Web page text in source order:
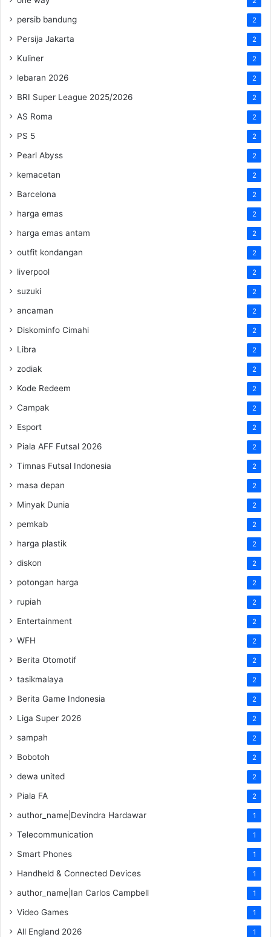
persib bandung 2
Persija Jakarta 2
Kuliner 2
lebaran 2026 2
BRI Super League 2025/2026 2
AS Roma 2
PS 5 2
Pearl Abyss 2
kemacetan 2
Barcelona 2
harga emas 2
harga emas antam 2
outfit kondangan 2
liverpool 2
suzuki 2
ancaman 2
Diskominfo Cimahi 2
Libra 2
zodiak 2
Kode Redeem 2
Campak 2
Esport 2
Piala AFF Futsal 2026 2
Timnas Futsal Indonesia 2
masa depan 2
Minyak Dunia 2
pemkab 2
harga plastik 2
diskon 2
potongan harga 2
rupiah 2
Entertainment 2
WFH 2
Berita Otomotif 2
tasikmalaya 2
Berita Game Indonesia 2
Liga Super 2026 2
sampah 2
Bobotoh 2
dewa united 2
Piala FA 2
author_name|Devindra Hardawar 1
Telecommunication 1
Smart Phones 1
Handheld & Connected Devices 1
author_name|Ian Carlos Campbell 1
Video Games 1
All England 2026 1